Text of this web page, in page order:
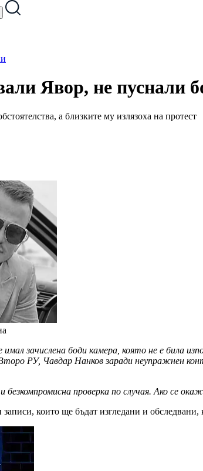
Явор, не пуснали
а близките му излязоха на протест
зачислена боди камера, която не е била
РУ, Чавдар Нанков заради неупражнен
проверка по случая. Ако се
които ще бъдат изгледани и